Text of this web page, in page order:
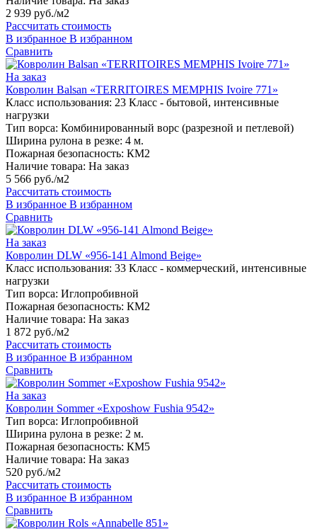
2 939 руб./м2
Рассчитать стоимость
В избранное В избранном
Сравнить
На заказ
Ковролин Balsan «TERRITOIRES MEMPHIS Ivoire 771»
Класс использования: 23 Класс - бытовой, интенсивные
нагрузки
Тип ворса: Комбинированный ворс (разрезной и петлевой)
Ширина рулона в резке: 4 м.
Пожарная безопасность: КМ2
Наличие товара: На заказ
5 566 руб./м2
Рассчитать стоимость
В избранное В избранном
Сравнить
На заказ
Ковролин DLW «956-141 Almond Beige»
Класс использования: 33 Класс - коммерческий, интенсивные
нагрузки
Тип ворса: Иглопробивной
Пожарная безопасность: КМ2
Наличие товара: На заказ
1 872 руб./м2
Рассчитать стоимость
В избранное В избранном
Сравнить
На заказ
Ковролин Sommer «Exposhow Fushia 9542»
Тип ворса: Иглопробивной
Ширина рулона в резке: 2 м.
Пожарная безопасность: КМ5
Наличие товара: На заказ
520 руб./м2
Рассчитать стоимость
В избранное В избранном
Сравнить